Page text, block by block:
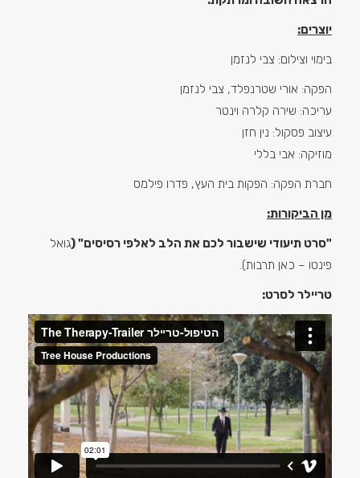
יוצרים:
בימוי וצילום: צבי לנזמן
הפקה: אורי שטרנפלד, צבי לנזמן
עריכה: שירה קלרה וינטר
עיצוב פסקול: נין חזן
מוזיקה: אבי בללי
חברת הפקה: הפקות בית העץ, פדרו פילמס
מן הביקורות:
"סרט תיעודי שישבור לכם את הלב לאלפי רסיסים" (גואל
פינטו – כאן תרבות).
טריילר לסרט: